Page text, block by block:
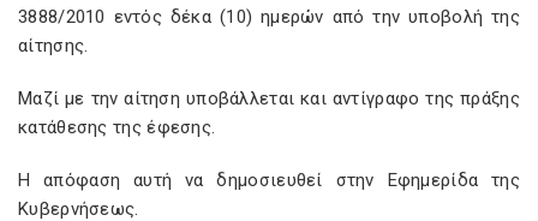
3888/2010 εντός δέκα (10) ημερών από την υποβολή της
αίτησης.
Μαζί με την αίτηση υποβάλλεται και αντίγραφο της πράξης
κατάθεσης της έφεσης.
Η απόφαση αυτή να δημοσιευθεί στην Εφημερίδα της
Κυβερνήσεως.